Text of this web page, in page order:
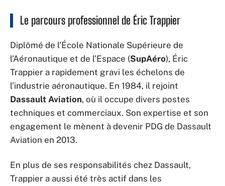
Le parcours professionnel de Éric Trappier
Diplômé de l’École Nationale Supérieure de
l’Aéronautique et de l’Espace (SupAéro), Éric
Trappier a rapidement gravi les échelons de
l’industrie aéronautique. En 1984, il rejoint
Dassault Aviation, où il occupe divers postes
techniques et commerciaux. Son expertise et son
engagement le mènent à devenir PDG de Dassault
Aviation en 2013.
En plus de ses responsabilités chez Dassault,
Trappier a aussi été très actif dans les